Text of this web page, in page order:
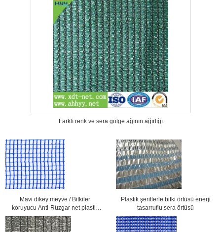
Farklı renk ve sera gölge ağının ağırlığı
Mavi dikey meyve / Bitkiler
koruyucu Anti-Rüzgar net plastik
dayanıklı
Plastik şeritlerle bitki örtüsü enerji
tasarruflu sera örtüsü